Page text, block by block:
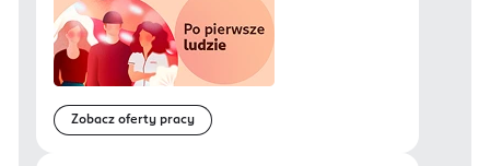
Zobacz oferty pracy